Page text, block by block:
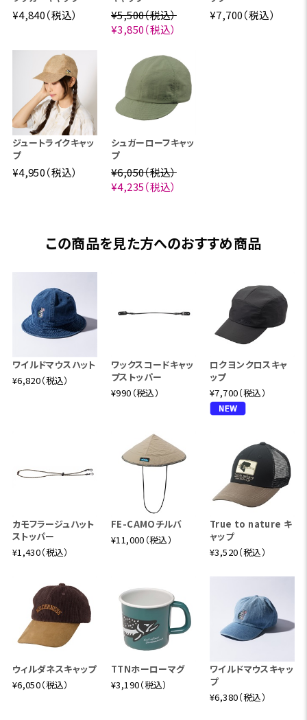
¥4,840（税込）
¥5,500（税込）
¥3,850（税込）
¥7,700（税込）
ジュートライクキャッ
プ
¥4,950（税込）
シュガーローフキャッ
プ
¥6,050（税込）
¥4,235（税込）
この商品を見た方へのおすすめ商品
ワイルドマウスハット
¥6,820（税込）
ワックスコードキャッ
プストッパー
¥990（税込）
ロクヨンクロスキャ
ップ
¥7,700（税込）
カモフラージュハット
ストッパー
¥1,430（税込）
FE-CAMOチルバ
¥11,000（税込）
True to nature キ
ャップ
¥3,520（税込）
ウィルダネスキャップ
¥6,050（税込）
TTNホーローマグ
¥3,190（税込）
ワイルドマウスキャッ
プ
¥6,380（税込）